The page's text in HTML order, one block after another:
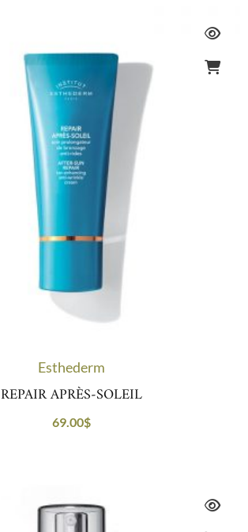
Esthederm
REPAIR APRÈS-SOLEIL
69.00$